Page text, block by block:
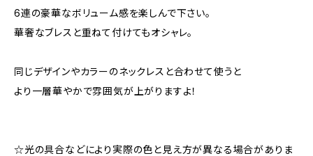
6連の豪華なボリューム感を楽しんで下さい。
華奢なブレスと重ねて付けてもオシャレ。
同じデザインやカラーのネックレスと合わせて使うと
より一層華やかで雰囲気が上がりますよ！
☆光の具合などにより実際の色と見え方が異なる場合がありま